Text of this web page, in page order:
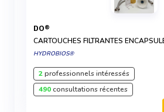
DO®
CARTOUCHES FILTRANTES
HYDROBIOS®
2professionnels intéressés
490consultations récentes